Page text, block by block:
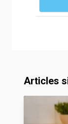
Articles